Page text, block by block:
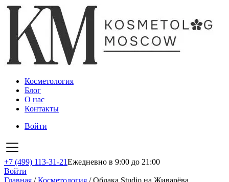
Косметология
Блог
О нас
Контакты
Войти
+7 (499) 113-31-21Ежедневно в 9:00 до 21:00
Войти
Главная /Косметология /Облака Studio на Живарёва